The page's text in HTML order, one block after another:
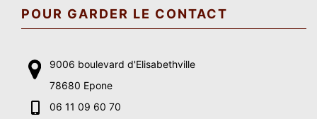
POUR GARDER LE CONTACT
9006 boulevard d'Elisabethville
78680 Epone
06 11 09 60 70